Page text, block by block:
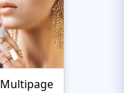
Multipage